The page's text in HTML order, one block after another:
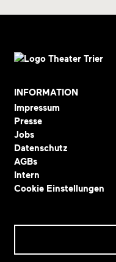
INFORMATION
Impressum
Presse
Jobs
Datenschutz
AGBs
Intern
Cookie Einstellungen